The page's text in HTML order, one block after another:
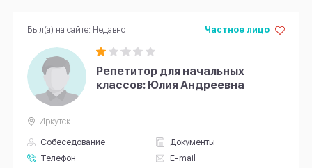
Репетитор для начальных
классов: Юлия Андреевна
Собеседование
Документы
Телефон
E-mail
Частное лицо
Иркутск
Был(а) на сайте: Недавно